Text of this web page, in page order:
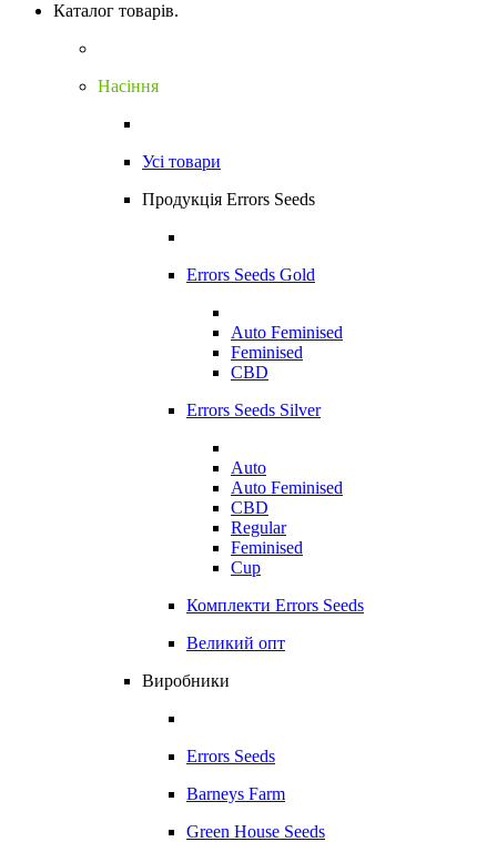
Каталог товарів.
Насіння
Усі товари
Продукція Errors Seeds
Errors Seeds Gold
Auto Feminised
Feminised
CBD
Errors Seeds Silver
Auto
Auto Feminised
CBD
Regular
Feminised
Cup
Комплекти Errors Seeds
Великий опт
Виробники
Errors Seeds
Barneys Farm
Green House Seeds